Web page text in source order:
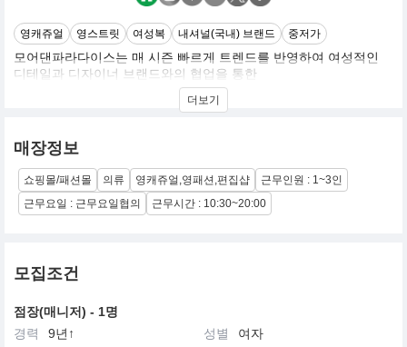
영캐쥬얼 영스트릿 여성복 내셔널(국내) 브랜드 중저가
모어댄파라다이스는 매 시즌 빠르게 트렌드를 반영하여 여성적인
디테일과 디자이너 브랜드와의 협업을 통한
우리만의 새로운 룩을 만들어내는 컨템포러리 브랜드입니다.
더보기
매장정보
쇼핑몰/패션몰 의류 영캐쥬얼,영패션,편집샵
근무인원 : 1~3인
근무요일 : 근무요일협의
근무시간 : 10:30~20:00
모집조건
점장(매니저) - 1명
경력
9년↑ 성별
여자